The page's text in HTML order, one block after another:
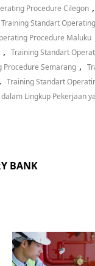
Procedure Cilegon ,
Training Standart
Procedure Maluku
, Training Standart
Procedure Semarang ,
, Training Standart
Lingkup Pekerjaan
BANK